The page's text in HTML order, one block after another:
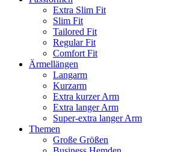
Extra Slim Fit
Slim Fit
Tailored Fit
Regular Fit
Comfort Fit
Ärmellängen
Langarm
Kurzarm
Extra kurzer Arm
Extra langer Arm
Super-extra langer Arm
Themen
Große Größen